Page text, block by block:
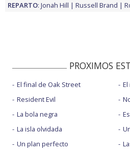
REPARTO: Jonah Hill Russell Brand
PROXIMOS
El final de Oak Street
Resident Evil
La bola negra
La isla olvidada
Un plan perfecto